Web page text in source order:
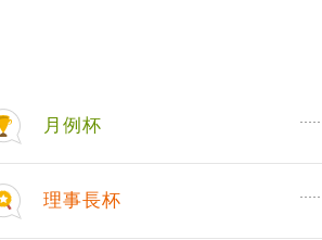
月例杯
理事長杯